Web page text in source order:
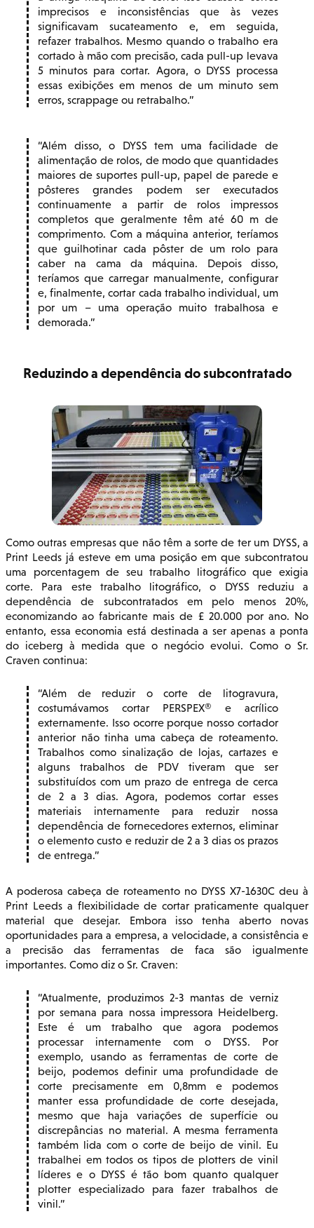
imprecisos e inconsistências que às vezes
significavam sucateamento e, em seguida,
refazer trabalhos. Mesmo quando o trabalho era
cortado à mão com precisão, cada pull-up levava
5 minutos para cortar. Agora, o DYSS processa
essas exibições em menos de um minuto sem
erros, scrappage ou retrabalho.
Além disso, o DYSS tem uma facilidade de
alimentação de rolos, de modo que quantidades
maiores de suportes pull-up, papel de parede e
pôsteres grandes podem ser executados
continuamente a partir de rolos impressos
completos que geralmente têm até 60 m de
comprimento. Com a máquina anterior, teríamos
que guilhotinar cada pôster de um rolo para
caber na cama da máquina. Depois disso,
teríamos que carregar manualmente, configurar
e, finalmente, cortar cada trabalho individual, um
por um – uma operação muito trabalhosa e
demorada.
Reduzindo a dependência do subcontratado
Como outras empresas que não têm a sorte de ter um DYSS, a
Print Leeds já esteve em uma posição em que subcontratou
uma porcentagem de seu trabalho litográfico que exigia
corte. Para este trabalho litográfico, o DYSS reduziu a
dependência de subcontratados em pelo menos 20%,
economizando ao fabricante mais de £ 20.000 por ano. No
entanto, essa economia está destinada a ser apenas a ponta
do iceberg à medida que o negócio evolui. Como o Sr.
Craven continua:
Além de reduzir o corte de litogravura,
costumávamos cortar PERSPEX® e acrílico
externamente. Isso ocorre porque nosso cortador
anterior não tinha uma cabeça de roteamento.
Trabalhos como sinalização de lojas, cartazes e
alguns trabalhos de PDV tiveram que ser
substituídos com um prazo de entrega de cerca
de 2 a 3 dias. Agora, podemos cortar esses
materiais internamente para reduzir nossa
dependência de fornecedores externos, eliminar
o elemento custo e reduzir de 2 a 3 dias os prazos
de entrega.
A poderosa cabeça de roteamento no DYSS X7-1630C deu à
Print Leeds a flexibilidade de cortar praticamente qualquer
material que desejar. Embora isso tenha aberto novas
oportunidades para a empresa, a velocidade, a consistência e
a precisão das ferramentas de faca são igualmente
importantes. Como diz o Sr. Craven:
Atualmente, produzimos 2-3 mantas de verniz
por semana para nossa impressora Heidelberg.
Este é um trabalho que agora podemos
processar internamente com o DYSS. Por
exemplo, usando as ferramentas de corte de
beijo, podemos definir uma profundidade de
corte precisamente em 0,8mm e podemos
manter essa profundidade de corte desejada,
mesmo que haja variações de superfície ou
discrepâncias no material. A mesma ferramenta
também lida com o corte de beijo de vinil. Eu
trabalhei em todos os tipos de plotters de vinil
líderes e o DYSS é tão bom quanto qualquer
plotter especializado para fazer trabalhos de
vinil.